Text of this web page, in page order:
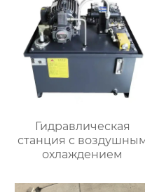
Гидравлическая
станция с
охлаждением